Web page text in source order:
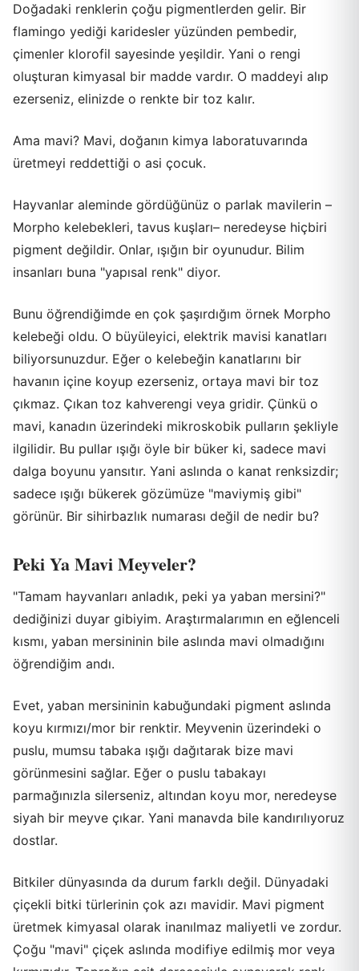
Doğadaki renklerin çoğu pigmentlerden gelir. Bir
flamingo yediği karidesler yüzünden pembedir,
çimenler klorofil sayesinde yeşildir. Yani o rengi
oluşturan kimyasal bir madde vardır. O maddeyi alıp
ezerseniz, elinizde o renkte bir toz kalır.
Ama mavi? Mavi, doğanın kimya laboratuvarında
üretmeyi reddettiği o asi çocuk.
Hayvanlar aleminde gördüğünüz o parlak mavilerin –
Morpho kelebekleri, tavus kuşları– neredeyse hiçbiri
pigment değildir. Onlar, ışığın bir oyunudur. Bilim
insanları buna "yapısal renk" diyor.
Bunu öğrendiğimde en çok şaşırdığım örnek Morpho
kelebeği oldu. O büyüleyici, elektrik mavisi kanatları
biliyorsunuzdur. Eğer o kelebeğin kanatlarını bir
havanın içine koyup ezerseniz, ortaya mavi bir toz
çıkmaz. Çıkan toz kahverengi veya gridir. Çünkü o
mavi, kanadın üzerindeki mikroskobik pulların şekliyle
ilgilidir. Bu pullar ışığı öyle bir büker ki, sadece mavi
dalga boyunu yansıtır. Yani aslında o kanat renksizdir;
sadece ışığı bükerek gözümüze "maviymiş gibi"
görünür. Bir sihirbazlık numarası değil de nedir bu?
Peki Ya Mavi Meyveler?
"Tamam hayvanları anladık, peki ya yaban mersini?"
dediğinizi duyar gibiyim. Araştırmalarımın en eğlenceli
kısmı, yaban mersininin bile aslında mavi olmadığını
öğrendiğim andı.
Evet, yaban mersininin kabuğundaki pigment aslında
koyu kırmızı/mor bir renktir. Meyvenin üzerindeki o
puslu, mumsu tabaka ışığı dağıtarak bize mavi
görünmesini sağlar. Eğer o puslu tabakayı
parmağınızla silerseniz, altından koyu mor, neredeyse
siyah bir meyve çıkar. Yani manavda bile kandırılıyoruz
dostlar.
Bitkiler dünyasında da durum farklı değil. Dünyadaki
çiçekli bitki türlerinin çok azı mavidir. Mavi pigment
üretmek kimyasal olarak inanılmaz maliyetli ve zordur.
Çoğu "mavi" çiçek aslında modifiye edilmiş mor veya